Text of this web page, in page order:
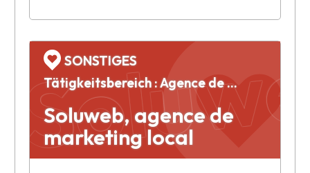
Soluweb, agence de
marketing local
SONSTIGES
Tätigkeitsbereich : Agence de marketing